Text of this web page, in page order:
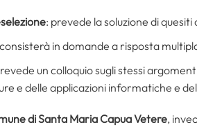
: prevede la soluzione di
in domande a risposta
un colloquio sugli stessi
e delle applicazioni informatiche e
diSanta Maria Capua Vetere,